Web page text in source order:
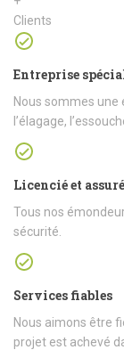
Clients
Entreprise
Nous sommes une
l’élagage,
Licencié et assuré
Tous nos
sécurité.
Services fiables
Nous aimons être
projet est achevé